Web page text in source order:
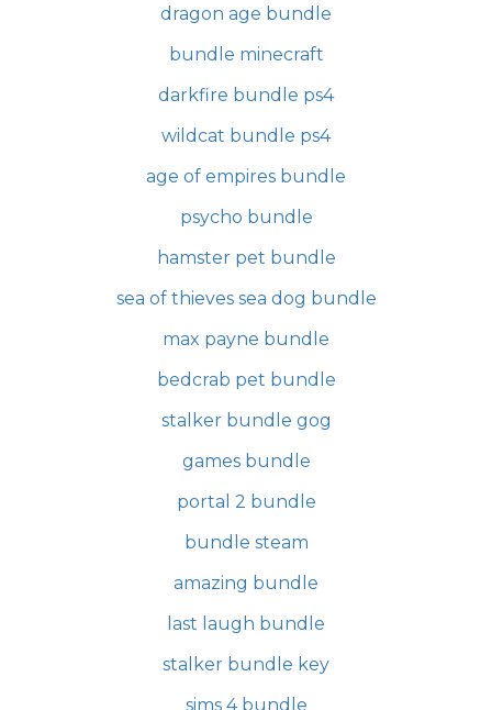
dragon age bundle
bundle minecraft
darkfire bundle ps4
wildcat bundle ps4
age of empires bundle
psycho bundle
hamster pet bundle
sea of thieves sea dog bundle
max payne bundle
bedcrab pet bundle
stalker bundle gog
games bundle
portal 2 bundle
bundle steam
amazing bundle
last laugh bundle
stalker bundle key
sims 4 bundle